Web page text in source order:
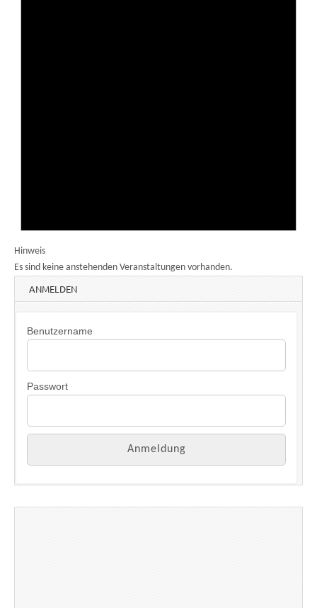
Hinweis
Es sind keine anstehenden Veranstaltungen vorhanden.
ANMELDEN
Benutzername
Passwort